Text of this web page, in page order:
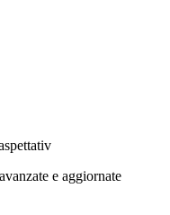
e aggiornate